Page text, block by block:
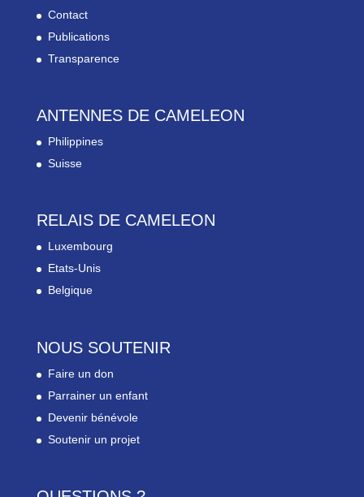
Contact
Publications
Transparence
ANTENNES DE CAMELEON
Philippines
Suisse
RELAIS DE CAMELEON
Luxembourg
Etats-Unis
Belgique
NOUS SOUTENIR
Faire un don
Parrainer un enfant
Devenir bénévole
Soutenir un projet